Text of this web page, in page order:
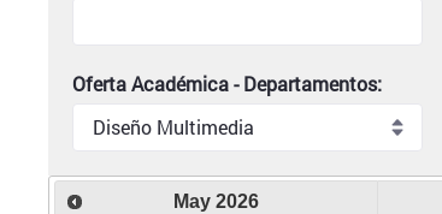
Oferta Académica - Departamentos:
May 2026